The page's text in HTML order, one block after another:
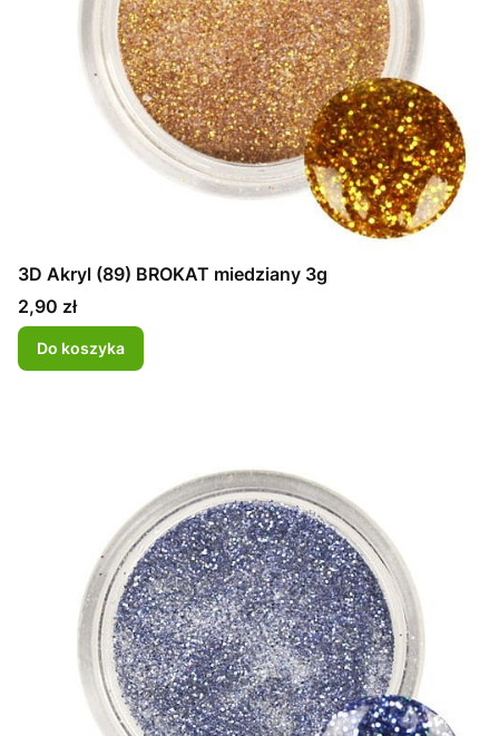
3D Akryl (89) BROKAT miedziany 3g
Cena
2,90 zł
Do koszyka